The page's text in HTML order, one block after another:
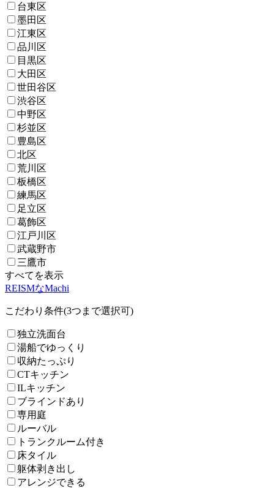
台東区
墨田区
江東区
品川区
目黒区
大田区
世田谷区
渋谷区
中野区
杉並区
豊島区
北区
荒川区
板橋区
練馬区
足立区
葛飾区
江戸川区
武蔵野市
三鷹市
すべてを表示
REISMなMachi
こだわり条件(3つまで選択可)
独立洗面台
湯船でゆっくり
収納たっぷり
CTキッチン
ILキッチン
ブラインドあり
専用庭
ルーバル
トランクルーム付き
床タイル
躯体剥き出し
アレンジできる